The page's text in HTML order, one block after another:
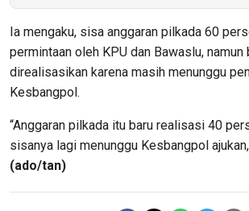
Ia mengaku, sisa anggaran pilkada 60
permintaan oleh KPU dan Bawaslu, namun
direalisasikan karena masih menunggu
Kesbangpol.
“Anggaran pilkada itu baru realisasi 40
sisanya lagi menunggu Kesbangpol
(ado/tan)